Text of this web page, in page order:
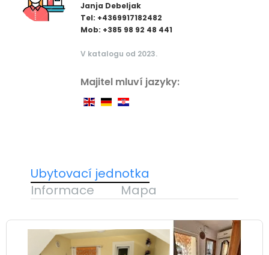
Janja Debeljak
Tel: +4369917182482
Mob: +385 98 92 48 441
V katalogu od 2023.
Majitel mluví jazyky:
Ubytovací jednotka
Informace
Mapa